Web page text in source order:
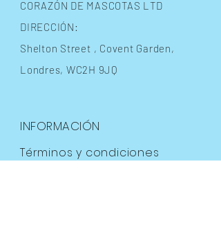
CORAZÓN DE MASCOTAS LTD
DIRECCIÓN:
Shelton Street , Covent Garden,
Londres, WC2H 9JQ
INFORMACIÓN
Términos y condiciones